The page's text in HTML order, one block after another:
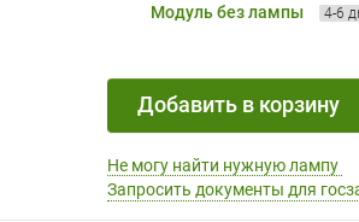
Модуль без лампы 4-6
Добавить в корзину
Не могу найти нужную лампу
Запросить документы для